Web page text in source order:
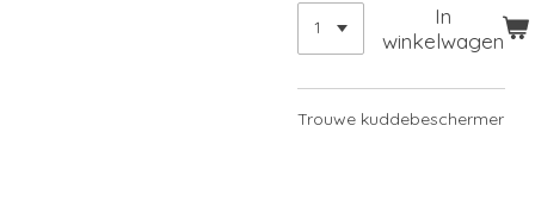
In
winkelwagen
Trouwe kuddebeschermer